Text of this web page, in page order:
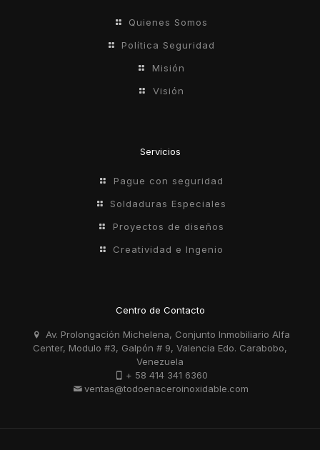
Quienes Somos
Política Seguridad
Misión
Visión
Servicios
Pague con seguridad
Soldaduras Especiales
Proyectos de diseños
Creatividad e Ingenio
Centro de Contacto
Av. Prolongación Michelena, Conjunto Inmobiliario Alfa
Center, Modulo #3, Galpón # 9, Valencia Edo. Carabobo,
Venezuela
+ 58 414 341 6360
ventas@todoenaceroinoxidable.com